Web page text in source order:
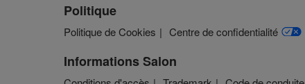
Politique
Politique de Cookies Centre de confidentialité
Informations Salon